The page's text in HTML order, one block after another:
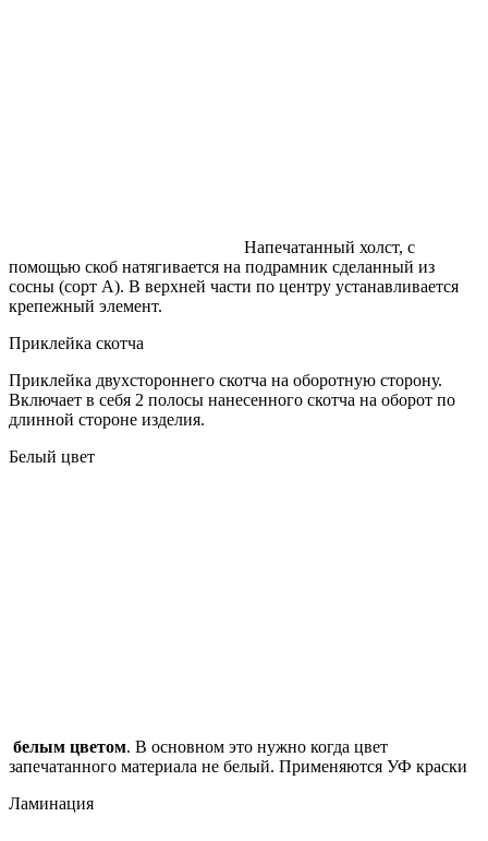
​Напечатанный холст, с
помощью скоб натягивается на подрамник сделанный из
сосны (сорт А). В верхней части по центру устанавливается
крепежный элемент.
Приклейка скотча
Приклейка двухстороннего скотча на оборотную сторону.
Включает в себя 2 полосы нанесенного скотча на оборот по
длинной стороне изделия.
Белый цвет
белым цветом. В основном это нужно когда цвет
запечатанного материала не белый. Применяются УФ краски
Ламинация